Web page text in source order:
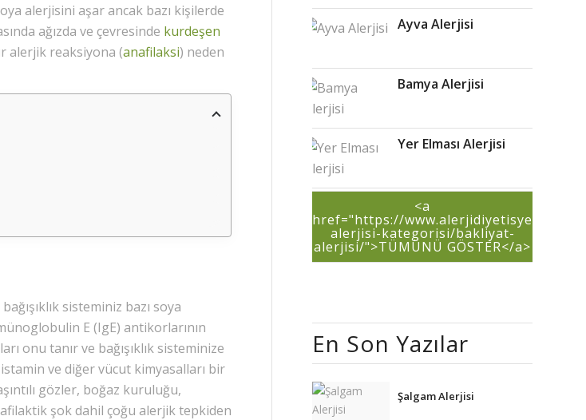
alerjisini aşar ancak bazı kişilerde
ağızda ve çevresinde kurdeşen
alerjik reaksiyona (anafilaksi) neden
sisteminiz bazı soya
E (IgE) antikorlarının
onu tanır ve bağışıklık sisteminize
ve diğer vücut kimyasalları bir
gözler, boğaz kuruluğu,
şok dahil çoğu alerjik tepkiden
discussion?
contribute!
Ad
*
E-
*
İnternet
sitesi
için adım, e-
site adresim
bu tarayıcıya
kaydedilsin.
Ayva Alerjisi
Bamya Alerjisi
Yer Elması Alerjisi
<a
href="https://www.alerjidiyetisyeni.com/
alerjisi-kategorisi/bakliyat-
alerjisi/">TÜMÜNÜ GÖSTER</a>
En Son Yazılar
Şalgam Alerjisi